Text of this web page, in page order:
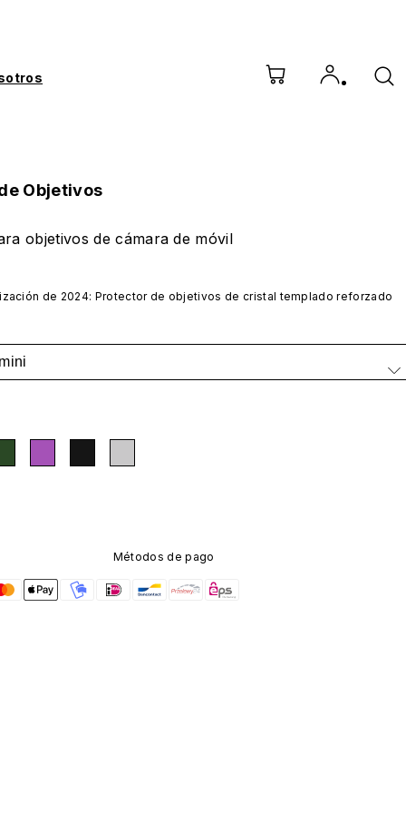
Objetivos
objetivos de cámara de móvil
de 2024: Protector de objetivos de cristal templado reforzado
Métodos de pago